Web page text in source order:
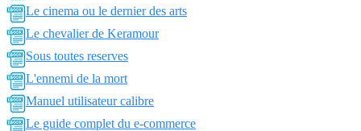
Le cinema ou le dernier des arts
Le chevalier de Keramour
Sous toutes reserves
L'ennemi de la mort
Manuel utilisateur calibre
Le guide complet du e-commerce